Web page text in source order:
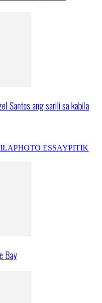
Santos ang sarili sa kabila
PHOTO ESSAYPITIK
Bay